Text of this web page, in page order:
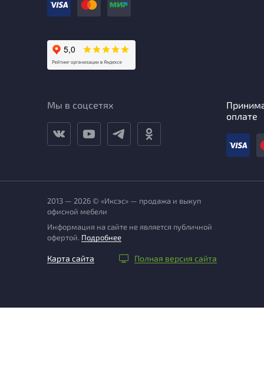
Мы в соцсетях
оплате
2013 — 2026 © «Иксэс» — продажа и выкуп
офисной мебели
Информация на сайте не является публичной
офертой. Подробнее
Карта сайта Полная версия сайта